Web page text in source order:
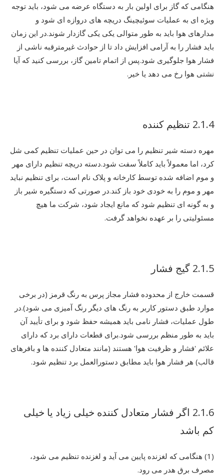
هنگامی که گاز برای اولین بار به دستگاه عرضه می شود، باید توجه
ویژه ای به عملیات سوئیچینگ دریچه های دروازه ای شود و
مدارهای هوا باید به طور متوالی یکی یکی گازدار شوند.در این زمان
باید فشار را به آرامی افزایش داد تا از حوادث غیرمترقبه ناشی از
فشار هوا جلوگیری شود.پس از اتمام تامین گاز، بررسی کنید که آیا
نشتی هوا رخ می دهد یا خیر.
2.1.4 تنظیم کننده
مهره دسته شیر تنظیم را می توان در حین عملیات تنظیم کمی شل
کرد، اما معمولاً باید کاملاً سفت شود.دسته دریچه تنظیم دارای مهر
و موم اضافه شده توسط کارخانه و پلاک نام است، برای تنظیم نباید
مهر و موم را به خودی خود باز کند.در صورتی که دستگیره شیر باز
و به گونه ای تنظیم شود که مانع ایجاد شود، شرکت ما هیچ
مسئولیتی را بر عهده نخواهد گرفت.
2.1.5 گیج فشار
قسمت خارج از محدوده فشار مجاز پرس به رنگ قرمز (در برخی
موارد طبق دستور کاربر به رنگ های دیگر رنگ آمیزی می شود).در
طول عملیات، فشار نامی باید همیشه حفظ شود و برای تأیید آن
باید به طور منظم بررسی شود.برای قطعات دارای برد که دارای
علائم 'فشار و ظرفیت هوا' هستند (مانند متعادل کننده ها و بافرهای
قالب) هر فشار هوا باید مطابق دستورالعمل برد تنظیم شود.
2.1.6 اگر فشار متعادل کننده خیلی زیاد یا خیلی
کم باشد
(1) هنگامی که لغزنده پایین می آید و لغزنده تنظیم می شود،
مصرف برق هدر می رود.